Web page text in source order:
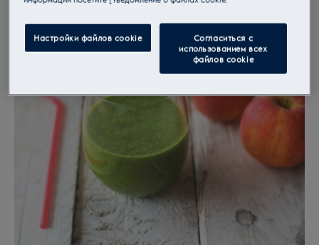
Настройки файлов cookie
Согласиться с
использованием всех
файлов cookie